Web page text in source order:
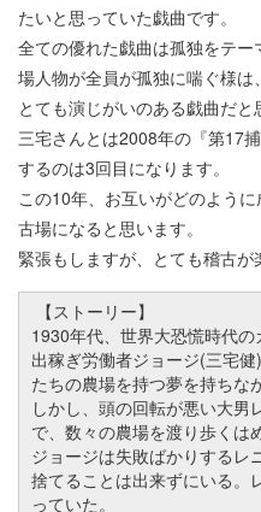
たいと思っていた戯曲です。
全ての優れた戯曲は孤独をテ
場人物が全員が孤独に喘ぐ様は
とても演じがいのある戯曲だと
三宅さんとは2008年の『第17
するのは3回目になります。
この10年、お互いがどのよう
古場になると思います。
緊張もしますが、とても稽古が
【ストーリー】
1930年代、世界大恐慌時代の
出稼ぎ労働者ジョージ(三宅
たちの農場を持つ夢を持ちな
しかし、頭の回転が悪い大
で、数々の農場を渡り歩くは
ジョージは失敗ばかりするレ
捨てることは出来ずにいる。
っていた。